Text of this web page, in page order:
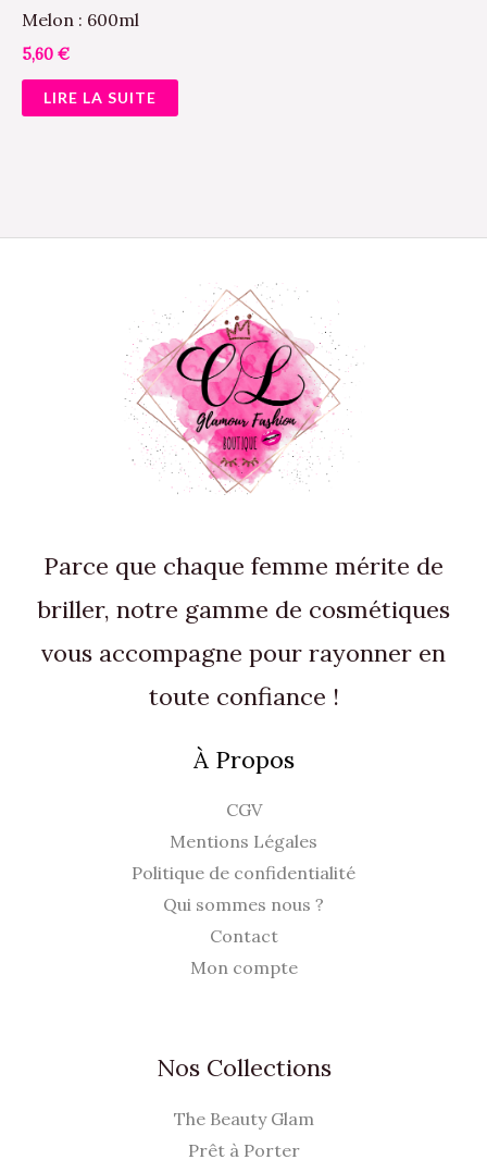
Melon : 600ml
5,60 €
LIRE LA SUITE
Parce que chaque femme mérite de
briller, notre gamme de cosmétiques
vous accompagne pour rayonner en
toute confiance !
À Propos
CGV
Mentions Légales
Politique de confidentialité
Qui sommes nous ?
Contact
Mon compte
Nos Collections
The Beauty Glam
Prêt à Porter